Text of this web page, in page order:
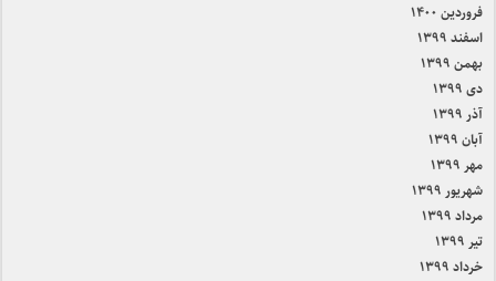
فروردین ۱۴۰۰
اسفند ۱۳۹۹
بهمن ۱۳۹۹
دی ۱۳۹۹
آذر ۱۳۹۹
آبان ۱۳۹۹
مهر ۱۳۹۹
شهریور ۱۳۹۹
مرداد ۱۳۹۹
تیر ۱۳۹۹
خرداد ۱۳۹۹